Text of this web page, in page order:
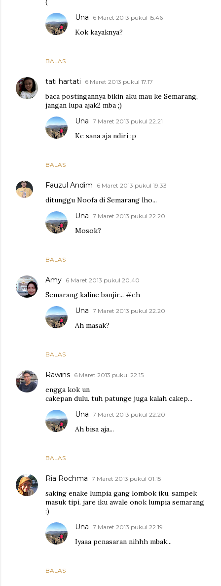
BALAS
Una 6 Maret 2013 pukul 15.46
Kok kayaknya?
tati hartati 6 Maret 2013 pukul 17.17
baca postingannya bikin aku mau ke Semarang,
jangan lupa ajak2 mba ;)
BALAS
Una 7 Maret 2013 pukul 22.21
Ke sana aja ndiri :p
Fauzul Andim 6 Maret 2013 pukul 19.33
ditunggu Noofa di Semarang lho...
BALAS
Una 7 Maret 2013 pukul 22.20
Mosok?
Amy 6 Maret 2013 pukul 20.40
Semarang kaline banjir... #eh
BALAS
Una 7 Maret 2013 pukul 22.20
Ah masak?
Rawins 6 Maret 2013 pukul 22.15
engga kok un
cakepan dulu. tuh patunge juga kalah cakep...
BALAS
Una 7 Maret 2013 pukul 22.20
Ah bisa aja...
Ria Rochma 7 Maret 2013 pukul 01.15
saking enake lumpia gang lombok iku, sampek
masuk tipi. jare iku awale onok lumpia semarang
:)
BALAS
Una 7 Maret 2013 pukul 22.19
Iyaaa penasaran nihhh mbak...